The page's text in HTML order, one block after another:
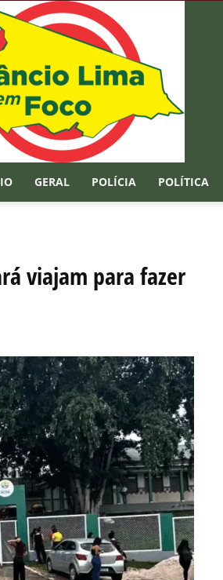
Em
Foco
GERAL POLÍCIA POLÍTICA
viajam para fazer